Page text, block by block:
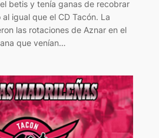
betis y tenía ganas de recobrar
igual que el CD Tacón. La
las rotaciones de Aznar en el
que venían…